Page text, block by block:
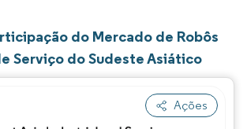
do Mercado de Robôs
Serviço do Sudeste Asiático
Ações